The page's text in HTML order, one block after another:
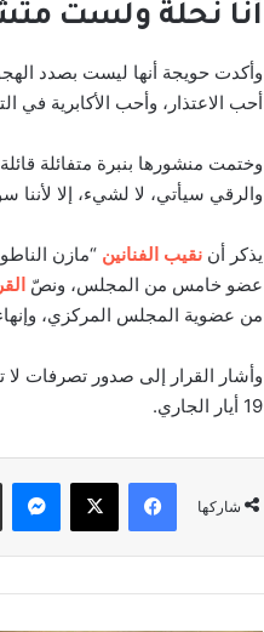
أنا نحلة ولست
وأكدت حويجة أنها ليست بصدد
أحب الاعتذار، وأحب الأكابرية في
وختمت منشورها بنبرة متفائلة
والرقي سيأتي، لا لشيء، إلا لأننا
يذكر أن نقيب الفنانين
عضو خامس من المجلس، ونصّ
من عضوية المجلس المركزي،
وأشار القرار إلى صدور تصرفات
19 أيار الجاري.
شاركها
فيسبوك